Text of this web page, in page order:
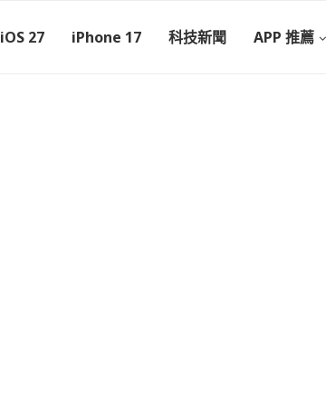
iOS 27 iPhone 17 科技新聞 APP 推薦